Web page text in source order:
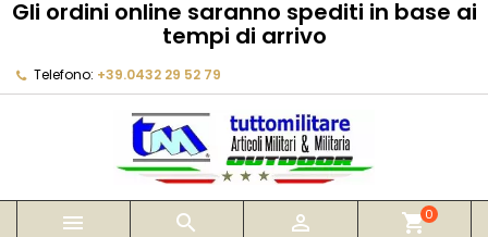
Gli ordini online saranno spediti in base ai
tempi di arrivo
Telefono: +39.0432 29 52 79
   shopping_cart0
My wishlists
add_circle_outline Create new list
((modalTitle))
((confirmMessage))
((cancelText)) ((modalDeleteText))
Crea lista dei desideri
Annulla Crea lista dei desideri
Devi avere effettuato l'accesso per salvare dei
prodotti nella tua lista dei desideri.
Annulla